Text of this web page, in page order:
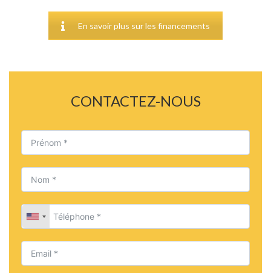
En savoir plus sur les financements
CONTACTEZ-NOUS